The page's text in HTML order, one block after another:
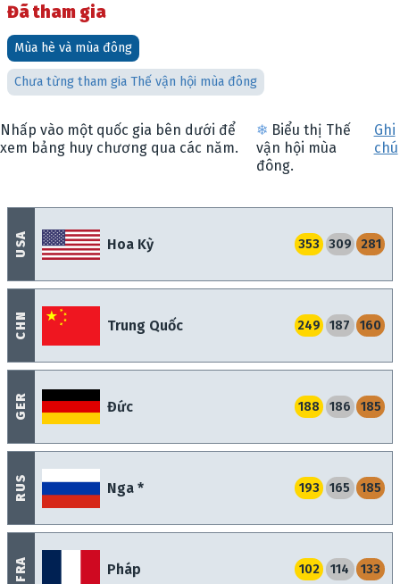
Đã tham gia
Mùa hè và mùa đông
Chưa từng tham gia Thế vận hội mùa đông
Nhấp vào một quốc gia bên dưới để
xem bảng huy chương qua các năm.
❄ Biểu thị Thế
vận hội mùa
đông.
Ghi
chú
CHN Trung Quốc 249 187 160
FRA Pháp 102 114 133
GER Đức 188 186 185
RUS Nga * 193 165 185
USA Hoa Kỳ 353 309 281